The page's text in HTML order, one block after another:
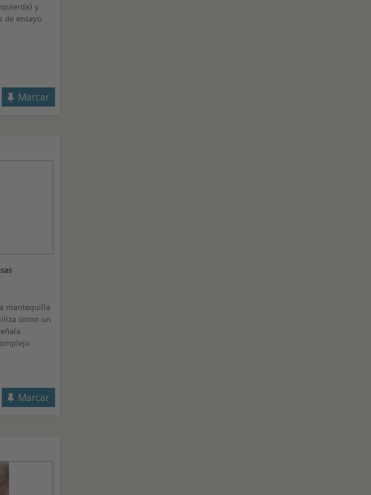
y
de ensayo
Marcar
mantequilla
como un
Marcar